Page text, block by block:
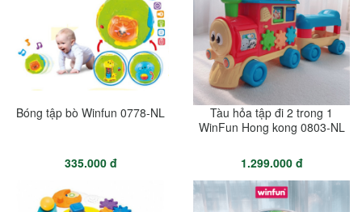
Bóng tập bò Winfun 0778-NL
335.000 đ
Tàu hỏa tập đi 2 trong 1
WinFun Hong kong 0803-NL
1.299.000 đ